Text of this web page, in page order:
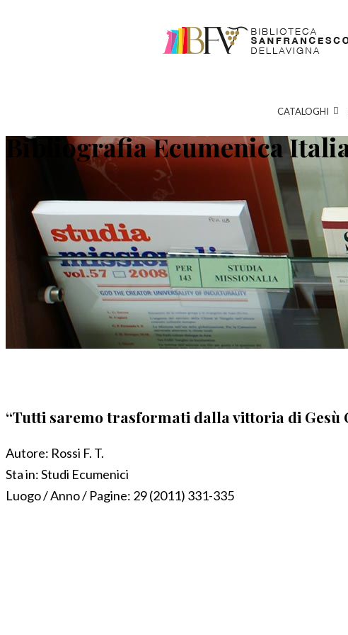
CATALOGHI
Bibliografia Ecumenica
“Tutti saremo trasformati dalla vittoria di Gesù
Autore: Rossi F. T.
Sta in:Studi Ecumenici
Luogo / Anno / Pagine: 29 (2011) 331-335